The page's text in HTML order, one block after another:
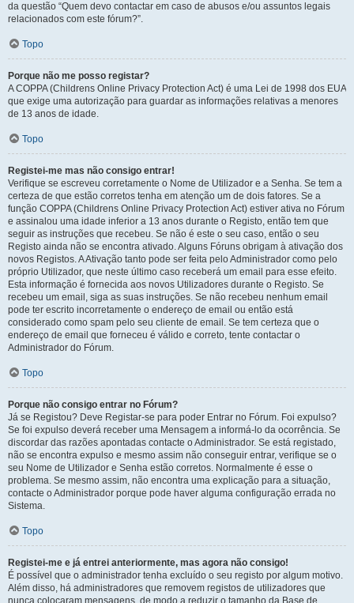
da questão “Quem devo contactar em caso de abusos e/ou assuntos legais
relacionados com este fórum?”.
Topo
Porque não me posso registar?
A COPPA (Childrens Online Privacy Protection Act) é uma Lei de 1998 dos EUA
que exige uma autorização para guardar as informações relativas a menores
de 13 anos de idade.
Topo
Registei-me mas não consigo entrar!
Verifique se escreveu corretamente o Nome de Utilizador e a Senha. Se tem a
certeza de que estão corretos tenha em atenção um de dois fatores. Se a
função COPPA (Childrens Online Privacy Protection Act) estiver ativa no Fórum
e assinalou uma idade inferior a 13 anos durante o Registo, então tem que
seguir as instruções que recebeu. Se não é este o seu caso, então o seu
Registo ainda não se encontra ativado. Alguns Fóruns obrigam à ativação dos
novos Registos. A Ativação tanto pode ser feita pelo Administrador como pelo
próprio Utilizador, que neste último caso receberá um email para esse efeito.
Esta informação é fornecida aos novos Utilizadores durante o Registo. Se
recebeu um email, siga as suas instruções. Se não recebeu nenhum email
pode ter escrito incorretamente o endereço de email ou então está
considerado como spam pelo seu cliente de email. Se tem certeza que o
endereço de email que forneceu é válido e correto, tente contactar o
Administrador do Fórum.
Topo
Porque não consigo entrar no Fórum?
Já se Registou? Deve Registar-se para poder Entrar no Fórum. Foi expulso?
Se foi expulso deverá receber uma Mensagem a informá-lo da ocorrência. Se
discordar das razões apontadas contacte o Administrador. Se está registado,
não se encontra expulso e mesmo assim não conseguir entrar, verifique se o
seu Nome de Utilizador e Senha estão corretos. Normalmente é esse o
problema. Se mesmo assim, não encontra uma explicação para a situação,
contacte o Administrador porque pode haver alguma configuração errada no
Sistema.
Topo
Registei-me e já entrei anteriormente, mas agora não consigo!
É possível que o administrador tenha excluído o seu registo por algum motivo.
Além disso, há administradores que removem registos de utilizadores que
nunca colocaram mensagens, de modo a reduzir o tamanho da Base de